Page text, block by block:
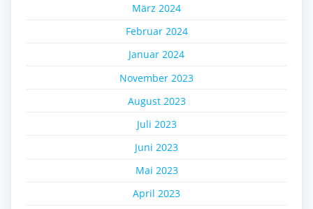
März 2024
Februar 2024
Januar 2024
November 2023
August 2023
Juli 2023
Juni 2023
Mai 2023
April 2023